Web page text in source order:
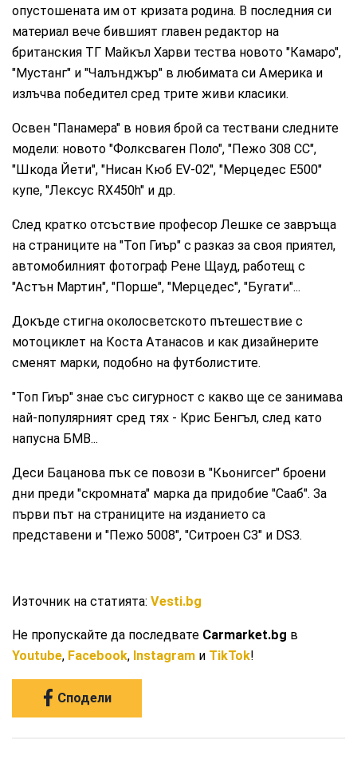
опустошената им от кризата родина. В последния си
материал вече бившият главен редактор на
британския ТГ Майкъл Харви тества новото "Камаро",
"Мустанг" и "Чалънджър" в любимата си Америка и
излъчва победител сред трите живи класики.
Освен "Панамера" в новия брой са тествани следните
модели: новото "Фолксваген Поло", "Пежо 308 CC",
"Шкода Йети", "Нисан Кюб EV-02", "Mерцедес E500"
купе, "Лексус RX450h" и др.
След кратко отсъствие професор Лешке се завръща
на страниците на "Топ Гиър" с разказ за своя приятел,
автомобилният фотограф Рене Щауд, работещ с
"Астън Мартин", "Порше", "Mерцедес", "Бугати"...
Докъде стигна околосветското пътешествие с
мотоциклет на Коста Атанасов и как дизайнерите
сменят марки, подобно на футболистите.
"Топ Гиър" знае със сигурност с какво ще се занимава
най-популярният сред тях - Крис Бенгъл, след като
напусна БMВ...
Деси Бацанова пък се повози в "Кьонигсег" броени
дни преди "скромната" марка да придобие "Сааб". За
първи път на страниците на изданието са
представени и "Пежо 5008", "Ситроен C3" и DS3.
Източник на статията:Vesti.bg
Не пропускайте да последвате Carmarket.bg в
Youtube, Facebook, Instagram и TikTok!
Сподели